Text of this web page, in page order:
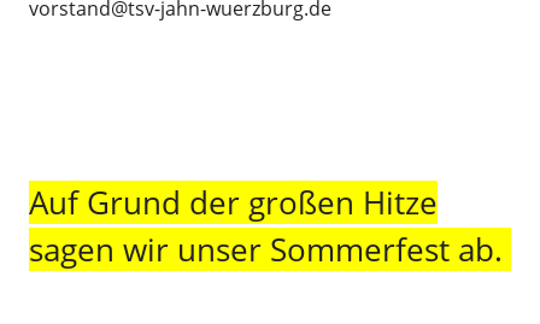
vorstand@tsv-jahn-wuerzburg.de
Auf Grund der großen Hitze
sagen wir unser Sommerfest ab.